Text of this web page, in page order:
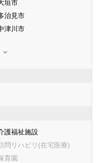
垣市
治見市
津川市
那市
島郡岐南町
老郡養老町
破郡関ケ原町
護福祉施設
問リハビリ(在宅医療)
育園